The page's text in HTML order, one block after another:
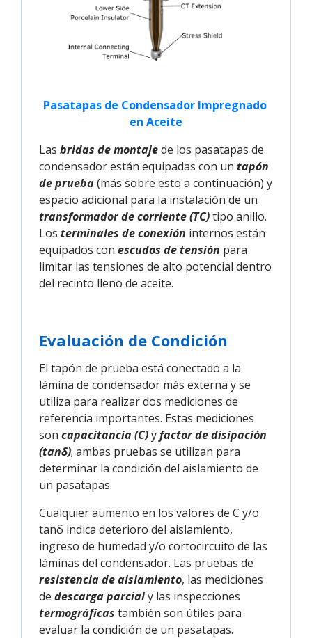
Pasatapas de Condensador Impregnado
en Aceite
Las bridas de montajede los pasatapas de
condensador están equipadas con un tapón
de prueba(más sobre esto a continuación) y
espacio adicional para la instalación de un
transformador de corriente (TC)tipo anillo.
Los terminales de conexión internos están
equipados con escudos de tensión para
limitar las tensiones de alto potencial dentro
del recinto lleno de aceite.
Evaluación de Condición
El tapón de prueba está conectado a la
lámina de condensador más externa y se
utiliza para realizar dos mediciones de
referencia importantes. Estas mediciones
son capacitancia (C)yfactor de disipación
(tanδ); ambas pruebas se utilizan para
determinar la condición del aislamiento de
un pasatapas.
Cualquier aumento en los valores de C y/o
tanδ indica deterioro del aislamiento,
ingreso de humedad y/o cortocircuito de las
láminas del condensador. Las pruebas de
resistencia de aislamiento, las mediciones
de descarga parcialy las inspecciones
termográficas también son útiles para
evaluar la condición de un pasatapas.